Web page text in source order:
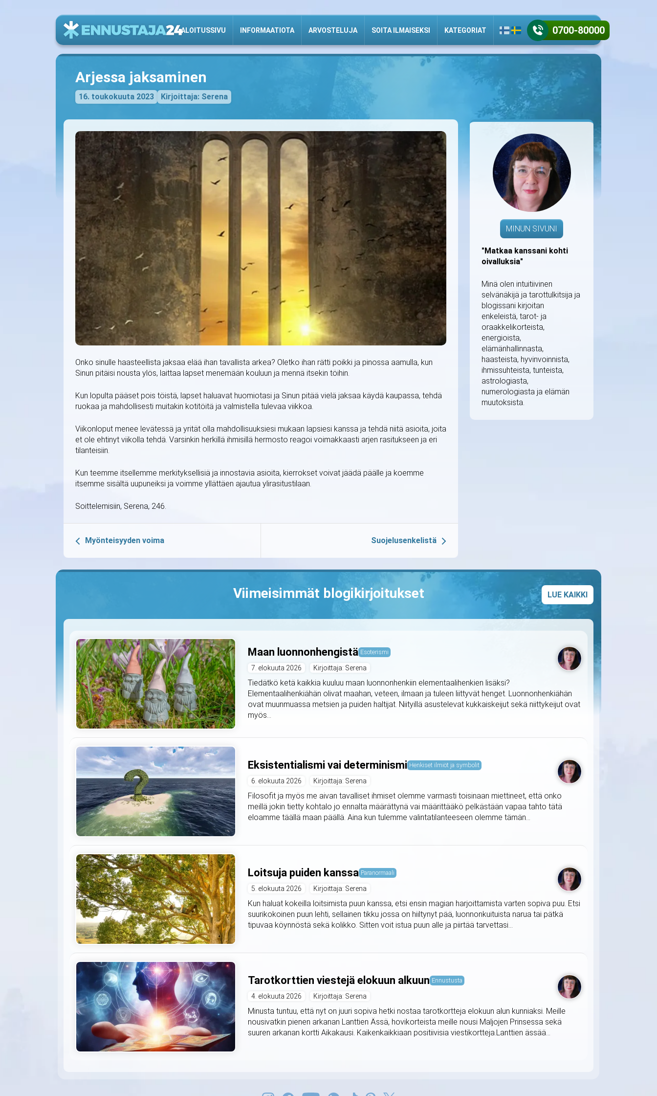
ALOITUSSIVU INFORMAATIOTA ARVOSTELUJA SOITA ILMAISEKSI KATEGORIAT 0700-80000
Arjessa jaksaminen
16. toukokuuta 2023 Kirjoittaja: Serena
Onko sinulle haasteellista jaksaa elää ihan tavallista arkea? Oletko ihan rätti poikki ja pinossa aamulla, kun
Sinun pitäisi nousta ylös, laittaa lapset menemään kouluun ja mennä itsekin töihin.
Kun lopulta pääset pois töistä, lapset haluavat huomiotasi ja Sinun pitää vielä jaksaa käydä kaupassa, tehdä
ruokaa ja mahdollisesti muitakin kotitöitä ja valmistella tulevaa viikkoa.
Viikonloput menee levätessä ja yrität olla mahdollisuuksiesi mukaan lapsiesi kanssa ja tehdä niitä asioita, joita
et ole ehtinyt viikolla tehdä. Varsinkin herkillä ihmisillä hermosto reagoi voimakkaasti arjen rasitukseen ja eri
tilanteisiin.
Kun teemme itsellemme merkityksellisiä ja innostavia asioita, kierrokset voivat jäädä päälle ja koemme
itsemme sisältä uupuneiksi ja voimme yllättäen ajautua ylirasitustilaan.
Soittelemisiin, Serena, 246.
Myönteisyyden voima Suojelusenkelistä
MINUN SIVUNI
"Matkaa kanssani kohti
oivalluksia"
Minä olen intuitiivinen
selvänäkijä ja tarottulkitsija ja
blogissani kirjoitan
enkeleistä, tarot- ja
oraakkelikorteista,
energioista,
elämänhallinnasta,
haasteista, hyvinvoinnista,
ihmissuhteista, tunteista,
astrologiasta,
numerologiasta ja elämän
muutoksista.
Viimeisimmät blogikirjoitukset LUE KAIKKI
Maan luonnonhengistä Esoterismi
7. elokuuta 2026 Kirjoittaja: Serena
Tiedätkö ketä kaikkia kuuluu maan luonnonhenkiin elementaalihenkien lisäksi?
Elementaalihenkiähän olivat maahan, veteen, ilmaan ja tuleen liittyvät henget. Luonnonhenkiähän
ovat muunmuassa metsien ja puiden haltijat. Niityillä asustelevat kukkaiskeijut sekä niittykeijut ovat
myös...
Eksistentialismi vai determinismi Henkiset ilmiöt ja symbolit
6. elokuuta 2026 Kirjoittaja: Serena
Filosofit ja myös me aivan tavalliset ihmiset olemme varmasti toisinaan miettineet, että onko
meillä jokin tietty kohtalo jo ennalta määrättynä vai määrittääkö pelkästään vapaa tahto tätä
eloamme täällä maan päällä. Aina kun tulemme valintatilanteeseen olemme tämän...
Loitsuja puiden kanssa Paranormaali
5. elokuuta 2026 Kirjoittaja: Serena
Kun haluat kokeilla loitsimista puun kanssa, etsi ensin magian harjoittamista varten sopiva puu. Etsi
suurikokoinen puun lehti, sellainen tikku jossa on hiiltynyt pää, luonnonkuituista narua tai pätkä
tipuvaa köynnöstä sekä kolikko. Sitten voit istua puun alle ja piirtää tarvettasi...
Tarotkorttien viestejä elokuun alkuun Ennustusta
4. elokuuta 2026 Kirjoittaja: Serena
Minusta tuntuu, että nyt on juuri sopiva hetki nostaa tarotkortteja elokuun alun kunniaksi. Meille
nousivatkin pienen arkanan Lanttien Ässä, hovikorteista meille nousi Maljojen Prinsessa sekä
suuren arkanan kortti Aikakausi. Kaikenkaikkiaan positiivisia viestikortteja.Lanttien ässää...